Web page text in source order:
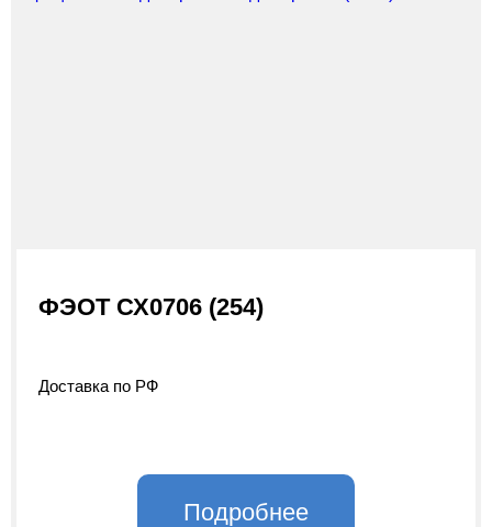
ФЭОТ СХ0706 (254)
Доставка по РФ
Подробнее